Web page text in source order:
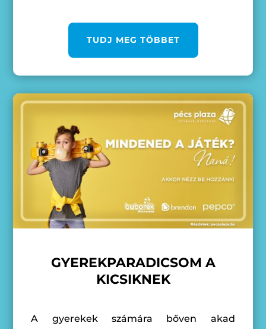
TUDJ MEG TÖBBET
GYEREKPARADICSOM A
KICSIKNEK
A gyerekek számára bőven akad